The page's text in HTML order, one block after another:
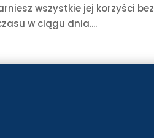
wszystkie jej korzyści bez
w ciągu dnia....